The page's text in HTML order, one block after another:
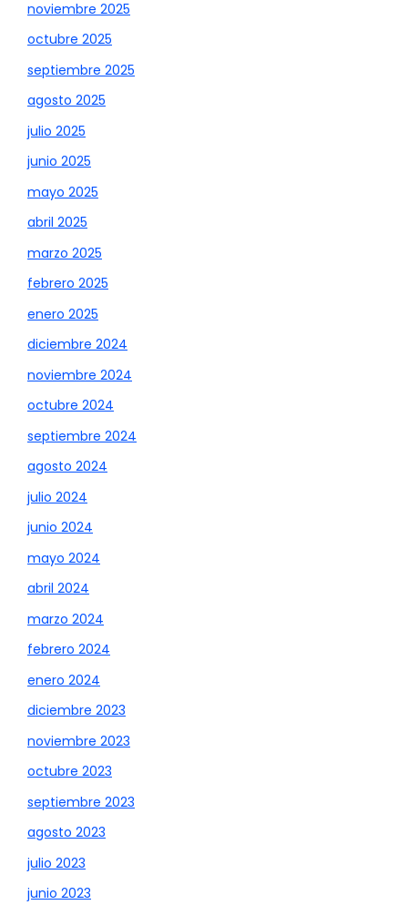
noviembre 2025
octubre 2025
septiembre 2025
agosto 2025
julio 2025
junio 2025
mayo 2025
abril 2025
marzo 2025
febrero 2025
enero 2025
diciembre 2024
noviembre 2024
octubre 2024
septiembre 2024
agosto 2024
julio 2024
junio 2024
mayo 2024
abril 2024
marzo 2024
febrero 2024
enero 2024
diciembre 2023
noviembre 2023
octubre 2023
septiembre 2023
agosto 2023
julio 2023
junio 2023